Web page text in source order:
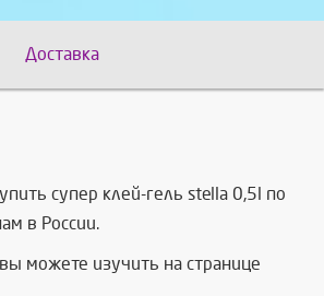
Доставка
супер клей-гель stella 0,5l по
в России.
можете изучить на странице